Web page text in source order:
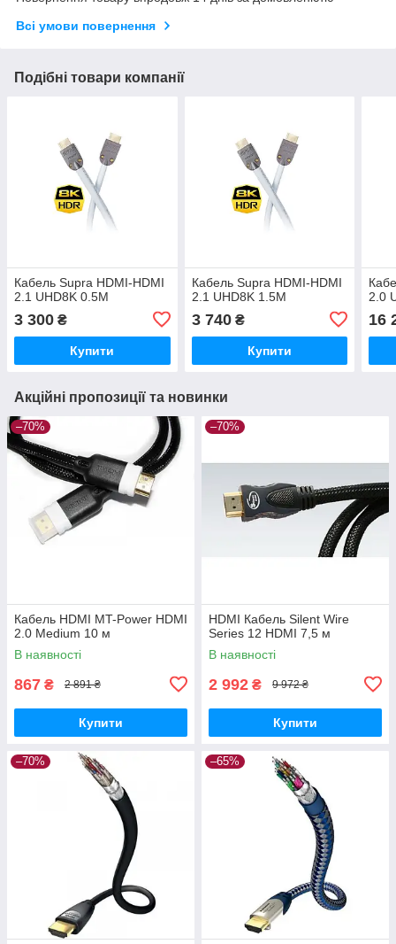
Всі умови повернення
Подібні товари компанії
Кабель Supra HDMI-HDMI
2.1 UHD8K 0.5M
3 300 ₴
Купити
Кабель Supra HDMI-HDMI
2.1 UHD8K 1.5M
3 740₴
Купити
2.0
16
Акційні пропозиції та новинки
–70%
Кабель HDMI MT-Power HDMI
2.0 Medium 10 м
В наявності
867 ₴ 2 891 ₴
Купити
–70%
HDMI Кабель Silent Wire
Series 12 HDMI 7,5 м
В наявності
2 992 ₴ 9 972 ₴
Купити
–70% –65%